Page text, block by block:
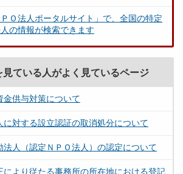
Ｏ法人ポータルサイト」で、全国の特定
の情報が検索できます
見ている人がよく見ているページ
金供与対策について
に対する設立認証の取消処分について
法人（認定ＮＰＯ法人）の認定について
により従たる事務所の所在地における登記